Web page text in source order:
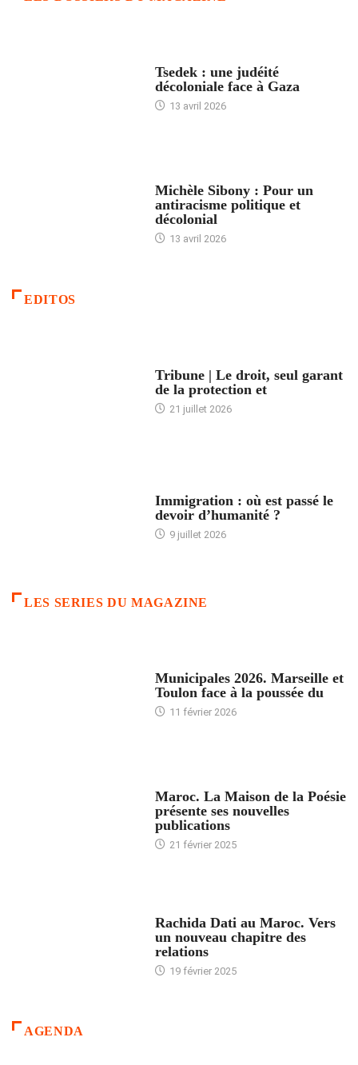
Tsedek : une judéité
décoloniale face à Gaza
13 avril 2026
Michèle Sibony : Pour un
antiracisme politique et
décolonial
13 avril 2026
EDITOS
Tribune | Le droit, seul garant
de la protection et
21 juillet 2026
Immigration : où est passé le
devoir d’humanité ?
9 juillet 2026
LES SERIES DU MAGAZINE
Municipales 2026. Marseille et
Toulon face à la poussée du
11 février 2026
Maroc. La Maison de la Poésie
présente ses nouvelles
publications
21 février 2025
Rachida Dati au Maroc. Vers
un nouveau chapitre des
relations
19 février 2025
AGENDA